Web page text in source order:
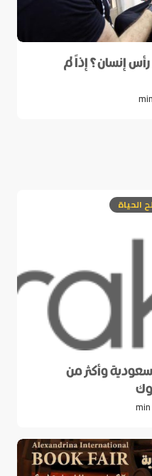
إنسان؟ إذاً لم
الحياة
وأكثر من